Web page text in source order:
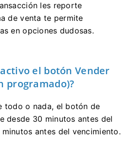
les reporte
de venta te permite
en opciones dudosas.
el botón Vender
programado)?
todo o nada, el botón de
desde 30 minutos antes del
antes del vencimiento.